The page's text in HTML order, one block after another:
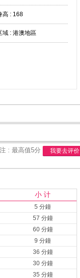
高 : 168
域 : 港澳地區
注 : 最高值5分 我要去评价
小 计
5 分鐘
57 分鐘
60 分鐘
9 分鐘
36 分鐘
30 分鐘
35 分鐘